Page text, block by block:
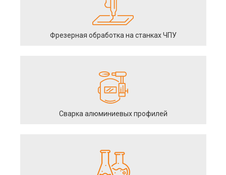
Фрезерная обработка на станках ЧПУ
Сварка алюминиевых профилей